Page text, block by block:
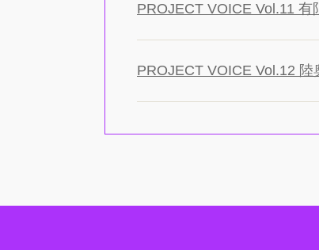
PROJECT VOICE Vol.11
PROJECT VOICE Vol.12